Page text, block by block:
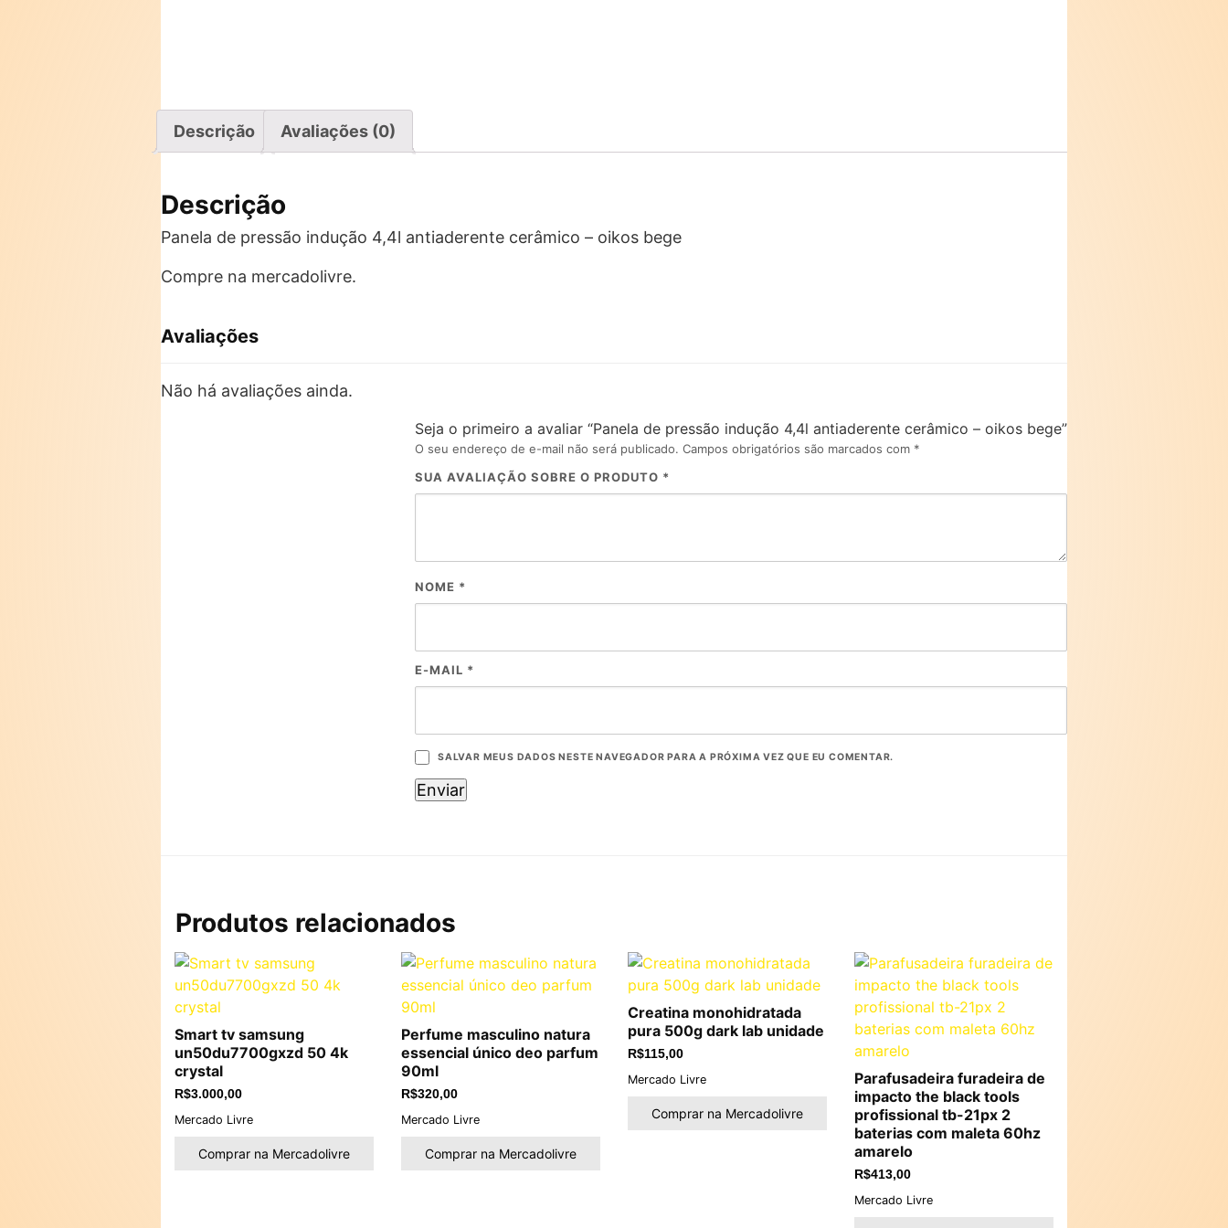
Descrição Avaliações (0)
Descrição
Panela de pressão indução 4,4l antiaderente cerâmico – oikos bege
Compre na mercadolivre.
Avaliações
Não há avaliações ainda.
Seja o primeiro a avaliar “Panela de pressão indução 4,4l antiaderente cerâmico – oikos bege”
O seu endereço de e-mail não será publicado. Campos obrigatórios são marcados com *
SUA AVALIAÇÃO SOBRE O PRODUTO *
NOME *
E-MAIL *
SALVAR MEUS DADOS NESTE NAVEGADOR PARA A PRÓXIMA VEZ QUE EU COMENTAR.
Produtos relacionados
Smart tv samsung
un50du7700gxzd 50 4k
crystal
R$3.000,00
Mercado Livre
Comprar na Mercadolivre
Perfume masculino natura
essencial único deo parfum
90ml
R$320,00
Mercado Livre
Comprar na Mercadolivre
Creatina monohidratada
pura 500g dark lab unidade
R$115,00
Mercado Livre
Comprar na Mercadolivre
Parafusadeira furadeira de
impacto the black tools
profissional tb-21px 2
baterias com maleta 60hz
amarelo
R$413,00
Mercado Livre